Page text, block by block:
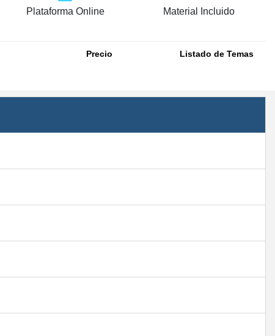
Plataforma Online Material Incluido
Precio Listado de Temas